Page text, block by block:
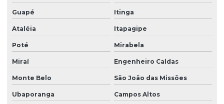
Guapé Itinga
Ataléia Itapagipe
Poté Mirabela
Miraí Engenheiro Caldas
Monte Belo São João das Missões
Ubaporanga Campos Altos